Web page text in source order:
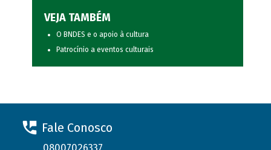
VEJA TAMBÉM
O BNDES e o apoio à cultura
Patrocínio a eventos culturais
Fale Conosco